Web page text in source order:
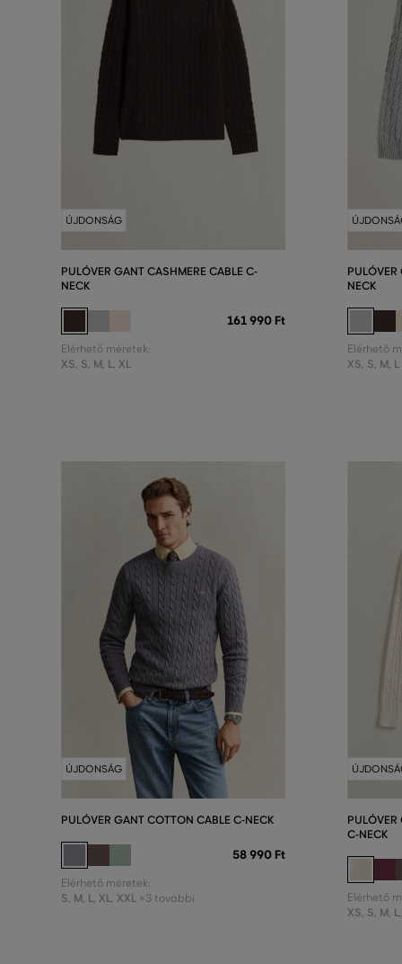
ÚJDONSÁG
PULÓVER GANT CASHMERE CABLE C-
NECK
161 990 Ft
Elérhető méretek:
XS, S, M, L, XL
PULÓVER
NECK
Elérhető
XS, S, M, L
ÚJDONSÁG
PULÓVER GANT COTTON CABLE C-NECK
58 990 Ft
Elérhető méretek:
S, M, L, XL, XXL +3 további
PULÓVER
C-NECK
Elérhető
XS, S, M, L,